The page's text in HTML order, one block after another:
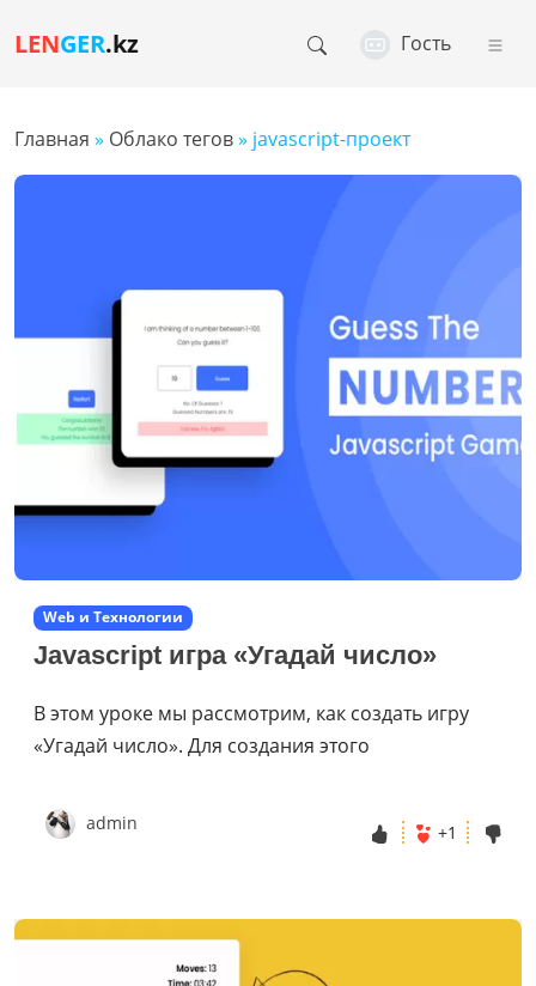
LENGER.kz Гость
Главная » Облако тегов» javascript-проект
Web и Технологии
Javascript игра «Угадай число»
В этом уроке мы рассмотрим, как создать игру
«Угадай число». Для создания этого
admin +1